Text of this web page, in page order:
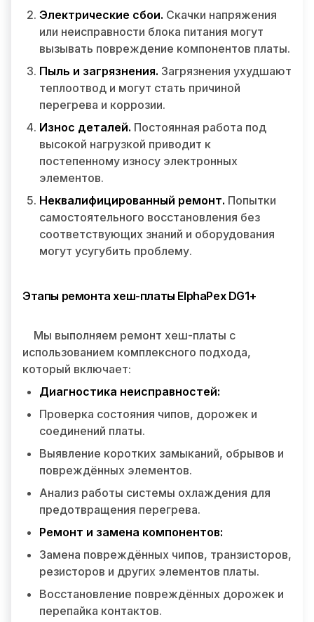
Электрические сбои. Скачки напряжения
или неисправности блока питания могут
вызывать повреждение компонентов платы.
Пыль и загрязнения. Загрязнения ухудшают
теплоотвод и могут стать причиной
перегрева и коррозии.
Износ деталей. Постоянная работа под
высокой нагрузкой приводит к
постепенному износу электронных
элементов.
Неквалифицированный ремонт. Попытки
самостоятельного восстановления без
соответствующих знаний и оборудования
могут усугубить проблему.
Этапы ремонта хеш-платы ElphaPex DG1+
Мы выполняем ремонт хеш-платы с
использованием комплексного подхода,
который включает:
Диагностика неисправностей:
Проверка состояния чипов, дорожек и
соединений платы.
Выявление коротких замыканий, обрывов и
повреждённых элементов.
Анализ работы системы охлаждения для
предотвращения перегрева.
Ремонт и замена компонентов:
Замена повреждённых чипов, транзисторов,
резисторов и других элементов платы.
Восстановление повреждённых дорожек и
перепайка контактов.